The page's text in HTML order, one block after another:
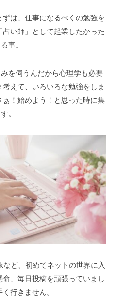
ずは、仕事になるべくの勉強を
占い師」として起業したかった
事。
を伺うんだから心理学も必要
考えて、いろいろな勉強をしま
ぁ！始めよう！と思った時に集
。
など、初めてネットの世界に入
命、毎日投稿を頑張っていまし
行きません。